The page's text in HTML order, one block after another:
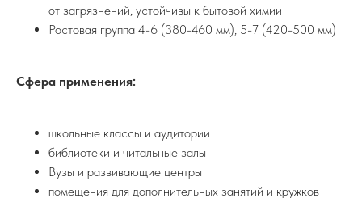
от загрязнений, устойчивы к бытовой химии
Ростовая группа 4-6 (380-460 мм), 5-7 (420-500 мм)
Сфера применения:
школьные классы и аудитории
библиотеки и читальные залы
Вузы и развивающие центры
помещения для дополнительных занятий и кружков